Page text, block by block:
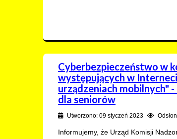
Cyberbezpieczeństwo w
występujących w
urządzeniach mobilnych"
dla seniorów
Utworzono: 09 styczeń 2023
Informujemy, że Urząd Komisji